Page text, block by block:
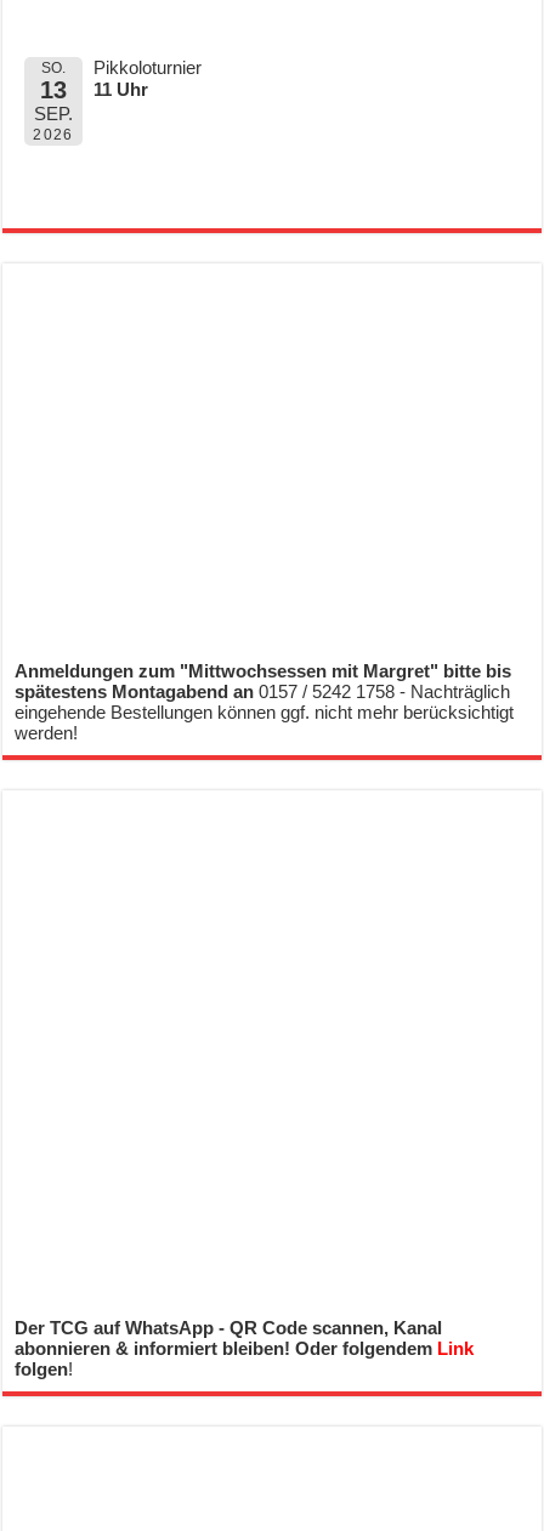
SO.
13
SEP.
2026
Pikkoloturnier
11 Uhr
Anmeldungen zum "Mittwochsessen mit Margret" bitte bis
spätestens Montagabend an0157 / 5242 1758 - Nachträglich
eingehende Bestellungen können ggf. nicht mehr berücksichtigt
werden!
Der TCG auf WhatsApp - QR Code scannen, Kanal
abonnieren & informiert bleiben! Oder folgendem Link
folgen!